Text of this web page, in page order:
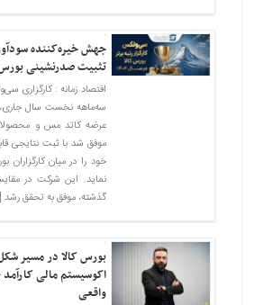
جهش خیره‌کننده
تثبیت صدرنشینی بورس
اقتصاد زمانه : کارگزاری
سه‌ماهه نخست سال
عرضه کاتد مس و
موفق شد با ثبت نتایجی
خود را در میان کارگزاران
نماید. این شرکت در
گذشته، موفق به تحقق رشد
بورس کالا در مسیر
اکوسیستم مالی کارآمد
واقعی